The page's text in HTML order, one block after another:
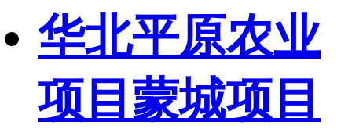
华北平原农业
项目蒙城项目